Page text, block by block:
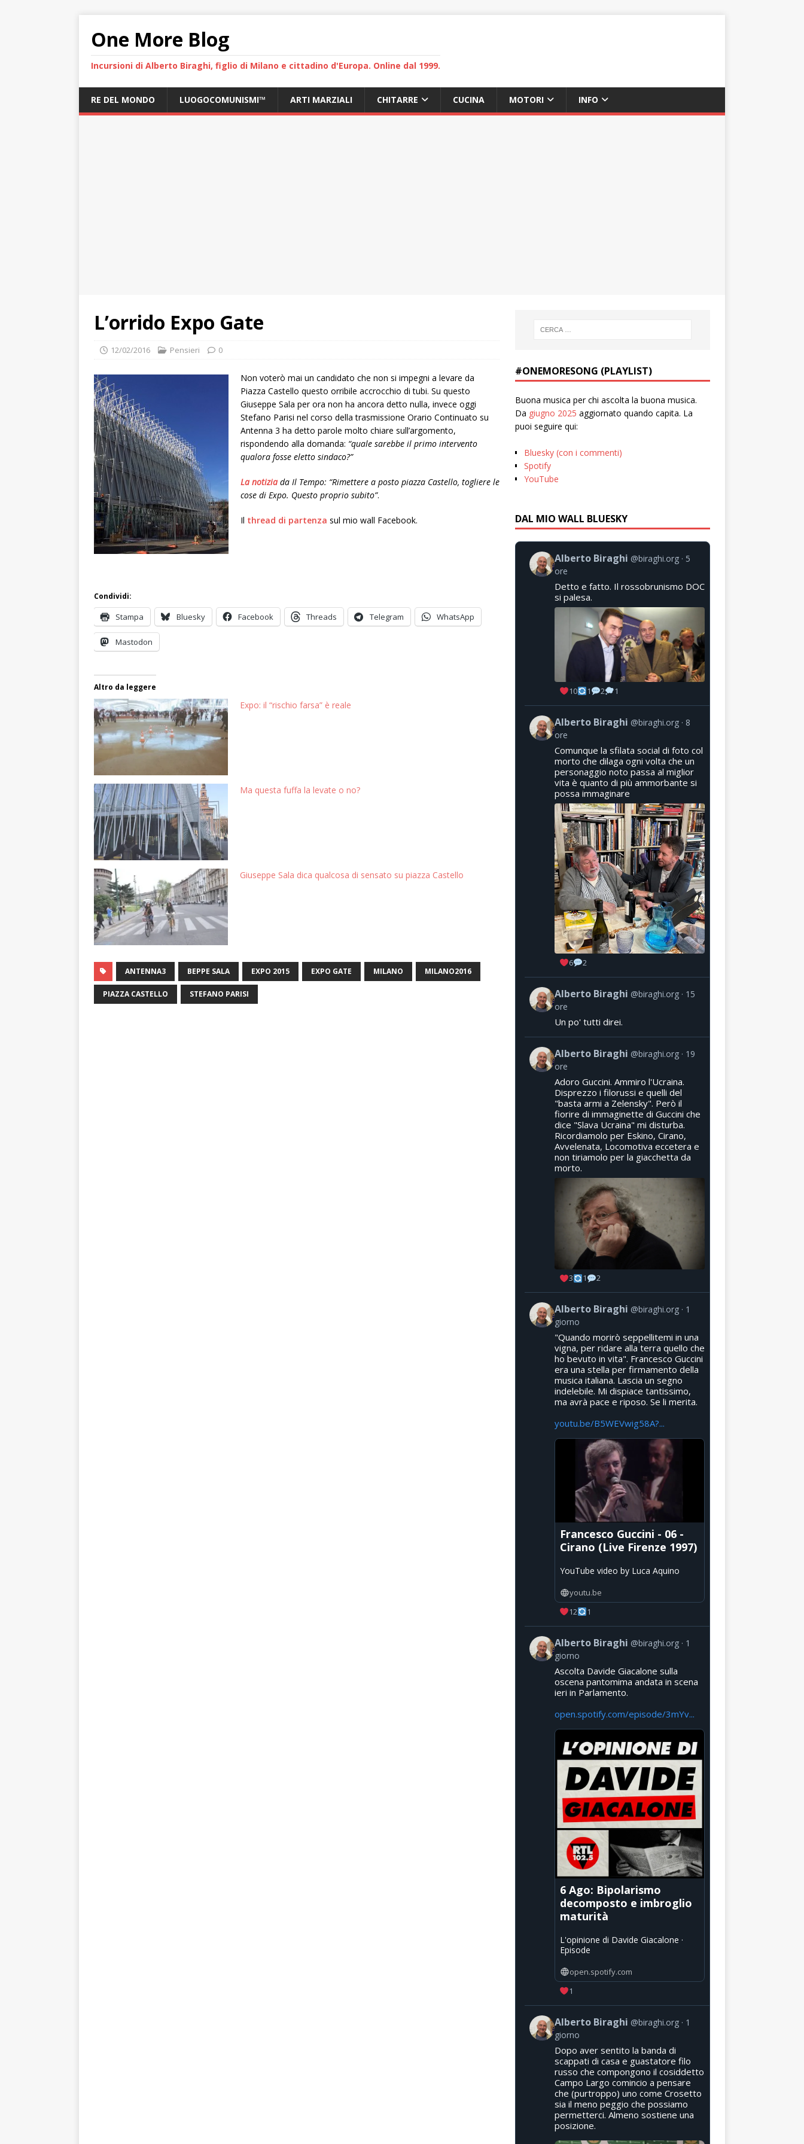
One More Blog
Incursioni di Alberto Biraghi, figlio di Milano e cittadino d'Europa. Online dal 1999.
RE DEL MONDO LUOGOCOMUNISMI™ ARTI MARZIALI CHITARRE CUCINA MOTORI INFO
L’orrido Expo Gate
12/02/2016 Pensieri 0
Non voterò mai un candidato che non si impegni a levare da
Piazza Castello questo orribile accrocchio di tubi. Su questo
Giuseppe Sala per ora non ha ancora detto nulla, invece oggi
Stefano Parisi nel corso della trasmissione Orario Continuato su
Antenna 3 ha detto parole molto chiare sull’argomento,
rispondendo alla domanda: “quale sarebbe il primo intervento
qualora fosse eletto sindaco?”
La notizia da Il Tempo: “Rimettere a posto piazza Castello, togliere le
cose di Expo. Questo proprio subito”.
Il thread di partenza sul mio wall Facebook.
Condividi:
Stampa Bluesky Facebook Threads Telegram WhatsApp
Mastodon
Altro da leggere
Expo: il “rischio farsa” è reale
Ma questa fuffa la levate o no?
Giuseppe Sala dica qualcosa di sensato su piazza Castello
ANTENNA3 BEPPE SALA EXPO 2015 EXPO GATE MILANO MILANO2016
PIAZZA CASTELLO STEFANO PARISI
#ONEMORESONG (PLAYLIST)
Buona musica per chi ascolta la buona musica.
Da giugno 2025 aggiornato quando capita. La
puoi seguire qui:
Bluesky (con i commenti)
Spotify
YouTube
DAL MIO WALL BLUESKY
Alberto Biraghi @biraghi.org
5
ore
Detto e fatto. Il rossobrunismo DOC
si palesa.
10 1 2 1
Alberto Biraghi @biraghi.org
8
ore
Comunque la sfilata social di foto col
morto che dilaga ogni volta che un
personaggio noto passa al miglior
vita è quanto di più ammorbante si
possa immaginare
6 2
Alberto Biraghi @biraghi.org
15
ore
Un po' tutti direi.
Alberto Biraghi @biraghi.org
19
ore
Adoro Guccini. Ammiro l'Ucraina.
Disprezzo i filorussi e quelli del
"basta armi a Zelensky". Però il
fiorire di immaginette di Guccini che
dice "Slava Ucraina" mi disturba.
Ricordiamolo per Eskino, Cirano,
Avvelenata, Locomotiva eccetera e
non tiriamolo per la giacchetta da
morto.
3 1 2
Alberto Biraghi @biraghi.org
1
giorno
"Quando morirò seppellitemi in una
vigna, per ridare alla terra quello che
ho bevuto in vita". Francesco Guccini
era una stella per firmamento della
musica italiana. Lascia un segno
indelebile. Mi dispiace tantissimo,
ma avrà pace e riposo. Se li merita.
youtu.be/B5WEVwig58A?...
Francesco Guccini - 06 -
Cirano (Live Firenze 1997)
YouTube video by Luca Aquino
youtu.be
12
1
Alberto Biraghi @biraghi.org
1
giorno
Ascolta Davide Giacalone sulla
oscena pantomima andata in scena
ieri in Parlamento.
open.spotify.com/episode/3mYv...
6 Ago: Bipolarismo
decomposto e imbroglio
maturità
L'opinione di Davide Giacalone ·
Episode
open.spotify.com
1
Alberto Biraghi @biraghi.org
1
giorno
Dopo aver sentito la banda di
scappati di casa e guastatore filo
russo che compongono il cosiddetto
Campo Largo comincio a pensare
che (purtroppo) uno come Crosetto
sia il meno peggio che possiamo
permetterci. Almeno sostiene una
posizione.